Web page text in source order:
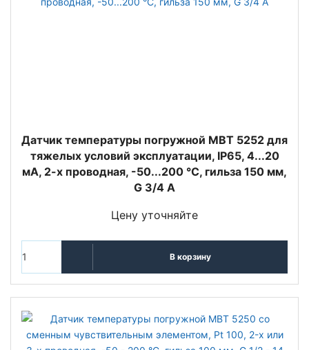
Датчик температуры погружной MBT 5252 для
тяжелых условий эксплуатации, IP65, 4...20
мА, 2-х проводная, -50...200 °C, гильза 150 мм,
G 3/4 А
Цену уточняйте
В корзину